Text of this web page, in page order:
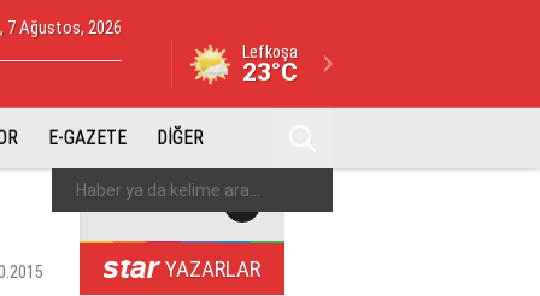
7 Ağustos, 2026
Lefkoşa
23°C
E-GAZETE DİĞER
YAZARLAR